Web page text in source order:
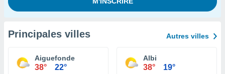
Principales villes Autres villes
Aiguefonde
38° 22°
Albi
38° 19°